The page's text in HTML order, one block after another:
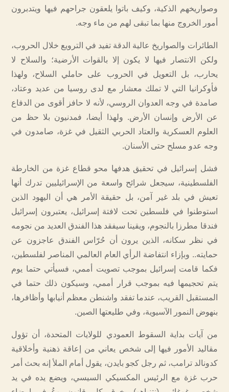
وصواريخهم الذكية، وكيف باتوا يلعقون جراحهم فيها ويتدبرون
أمور الخروج منها بما تبقى لهم من ماء وجه.
الطائرات والصواريخ عالية الدقة تفيد في الترويع خلال الحروب،
ولكن الانتصار فيها لا يكون إلا بالقوات الأرضية؛ والسلاح لا
يحارب، بل التعويل في الحروب على حاملي السلاح، ولهذا
فأوكرانيا التي لا تملك معشار مع لدى روسيا من عديد وعتاد،
صامدة في وجه العدوان الروسي، لأنه لا حافز أقوى من الدفاع
عن الأرض وإنسان الأرض. ولهذا أيضا، فمدنيون بلا حظ من
العلوم العسكرية والعتاد الحربي الثقيل في غزة، صامدون في
وجه عدو مسلح حتى الأسنان.
فشل إسرائيل في تحقيق هدفها محو قطاع غزة من الخارطة
الفلسطينية، سيجعل شرائح واسعة من الإسرائيليين تدرك أنها
تعيش في بلد غير آمن، بل حقيقة الأمر هي أن اليهود الذين
استوطنوا في فلسطين تحت لافتة إسرائيل، يعتبرون إسرائيل
فندقا مطرزا بالنجوم، ويقينا سيفقد هذا الفندق العديد من نجومه
في نظر سكانه، الذين يرون أن حُرّاس الفندق عاجزون عن
حمايته.. وبإزاء انتفاضة الرأي العام العالمي المناصر لفلسطين،
فكما قامت إسرائيل بموجب تصويت أممي، فسيأتي حتما يوم
يتم تحجيمها فيه بموجب قرار أممي، وسيكون ذلك حتما في
المستقبل القريب، عندما تفقد واشنطن معظم أنيابها وأظافرها،
بنهوض النمور الآسيوية، وفي طليعتها الصين.
من آيات بداية السقوط العمودي للولايات المتحدة، أن تؤول
مقاليد الأمور فيها إلى شخص يعاني من إعاقة ذهنية وأخلاقية
كدونالد ترامب، ثم رجل كجو بايدن، يقول أمام الملأ إنه بحث أمر
حرب غزة مع الرئيس المكسيكي السيسي، ويضع يده في يد